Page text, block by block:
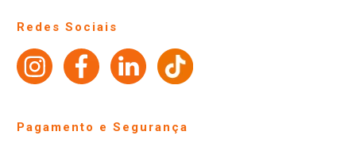
Perguntas frequentes
Identidade Visual
Redes Sociais
Pagamento e Segurança